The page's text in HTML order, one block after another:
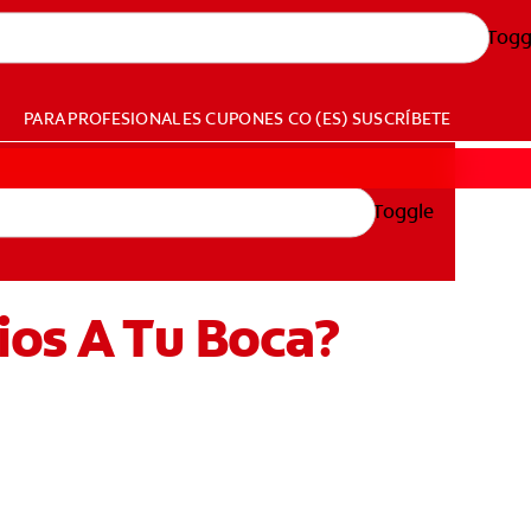
PARA PROFESIONALESCUPONES CO (ES) SUSCRÍBETE
Toggle
A Tu Boca?